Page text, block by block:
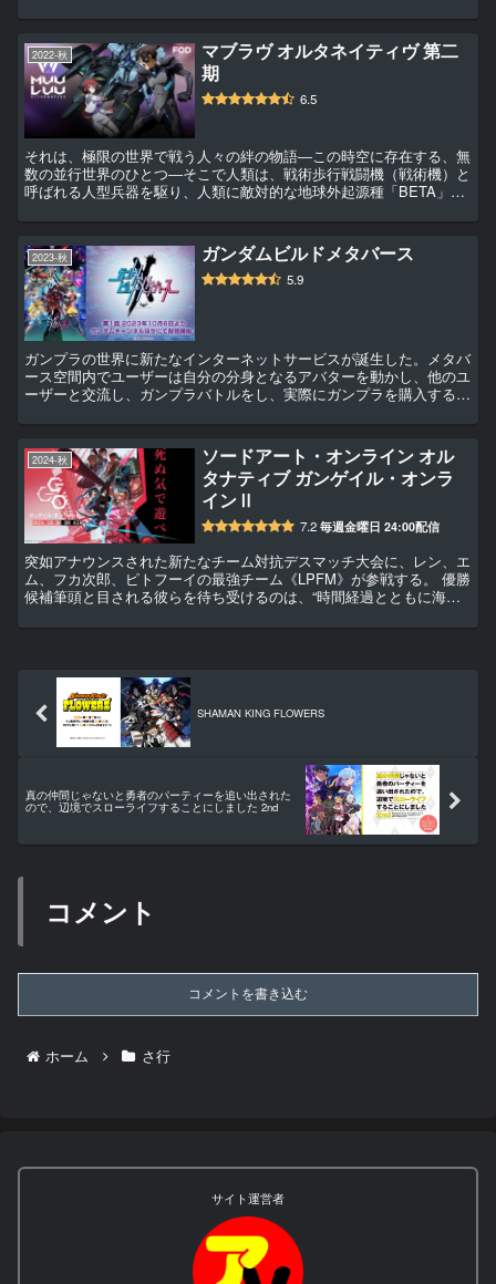
き”でも異なる気持ち。 ...
2022-秋
マブラヴ オルタネイティヴ 第二
期
6.5
それは、極限の世界で戦う人々の絆の物語―この時空に存在する、無
数の並行世界のひとつ―そこで人類は、戦術歩行戦闘機（戦術機）と
呼ばれる人型兵器を駆り、人類に敵対的な地球外起源種「BETA」と
たちが、過酷な運命の中でどのよ...
2023-秋 ガンダムビルドメタバース
5.9
ガンプラの世界に新たなインターネットサービスが誕生した。メタバ
ース空間内でユーザーは自分の分身となるアバターを動かし、他のユ
ーザーと交流し、ガンプラバトルをし、実際にガンプラを購入するこ
アルの世界でウルツキ・セリアから...
2024-秋
ソードアート・オンライン オル
タナティブ ガンゲイル・オンラ
インⅡ
7.2毎週金曜日 24:00配信
突如アナウンスされた新たなチーム対抗デスマッチ大会に、レン、エ
ム、フカ次郎、ピトフーイの最強チーム《LPFM》が参戦する。 優勝
候補筆頭と目される彼らを待ち受けるのは、“時間経過とともに海へ
ムの結託” とい...
SHAMAN KING FLOWERS
真の仲間じゃないと勇者のパーティーを追い出された
ので、辺境でスローライフすることにしました 2nd
コメント
コメントを書き込む
ホーム さ行
サイト運営者